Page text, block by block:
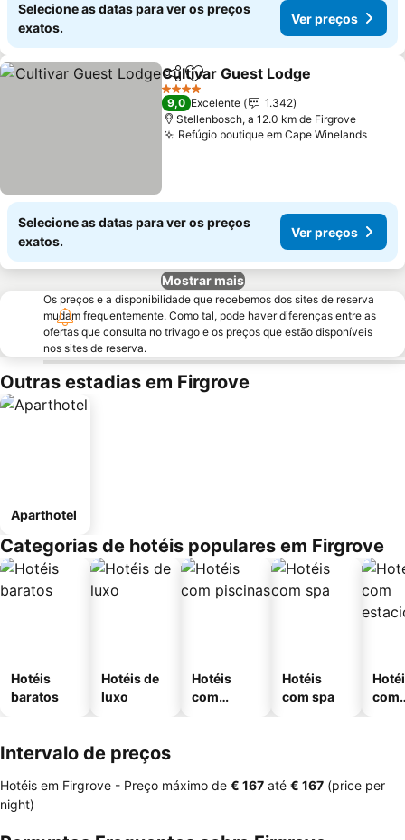
Selecione as datas para ver os preços
exatos.
Ver preços
PartilharAdicionar aos favoritos
Cultivar Guest Lodge
4 Estrelas
9,0 Excelente
1.342
Stellenbosch, a 12.0 km de Firgrove
Refúgio boutique em Cape Winelands
Selecione as datas para ver os preços
exatos.
Ver preços
Mostrar mais
Os preços e a disponibilidade que recebemos dos sites de reserva
mudam frequentemente. Como tal, pode haver diferenças entre as
ofertas que consulta no trivago e os preços que estão disponíveis
nos sites de reserva.
Outras estadias em Firgrove
Aparthotel
Categorias de hotéis populares em Firgrove
Hotéis
baratos
Hotéis de
luxo
Hotéis
com
Hotéis
com spa
com
Intervalo de preços
Hotéis em Firgrove - Preço máximo de ‎€ 167 até ‎€ 167 (price per
night)